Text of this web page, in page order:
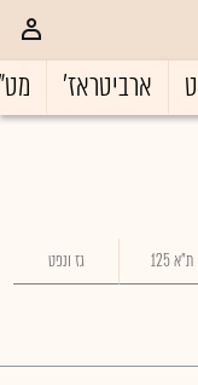
ארביטראז'
ת"א 125 גז ונפט